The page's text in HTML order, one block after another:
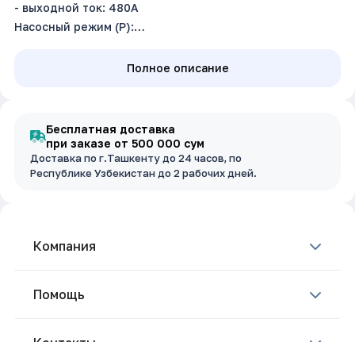
- выходной ток: 480А
Насосный режим (P):
- выходной ток: 530 АПолное описание
Бесплатная доставка
при заказе от 500 000 сум
Доставка по г.Ташкенту до 24 часов, по
Республике Узбекистан до 2 рабочих дней.
Компания
Помощь